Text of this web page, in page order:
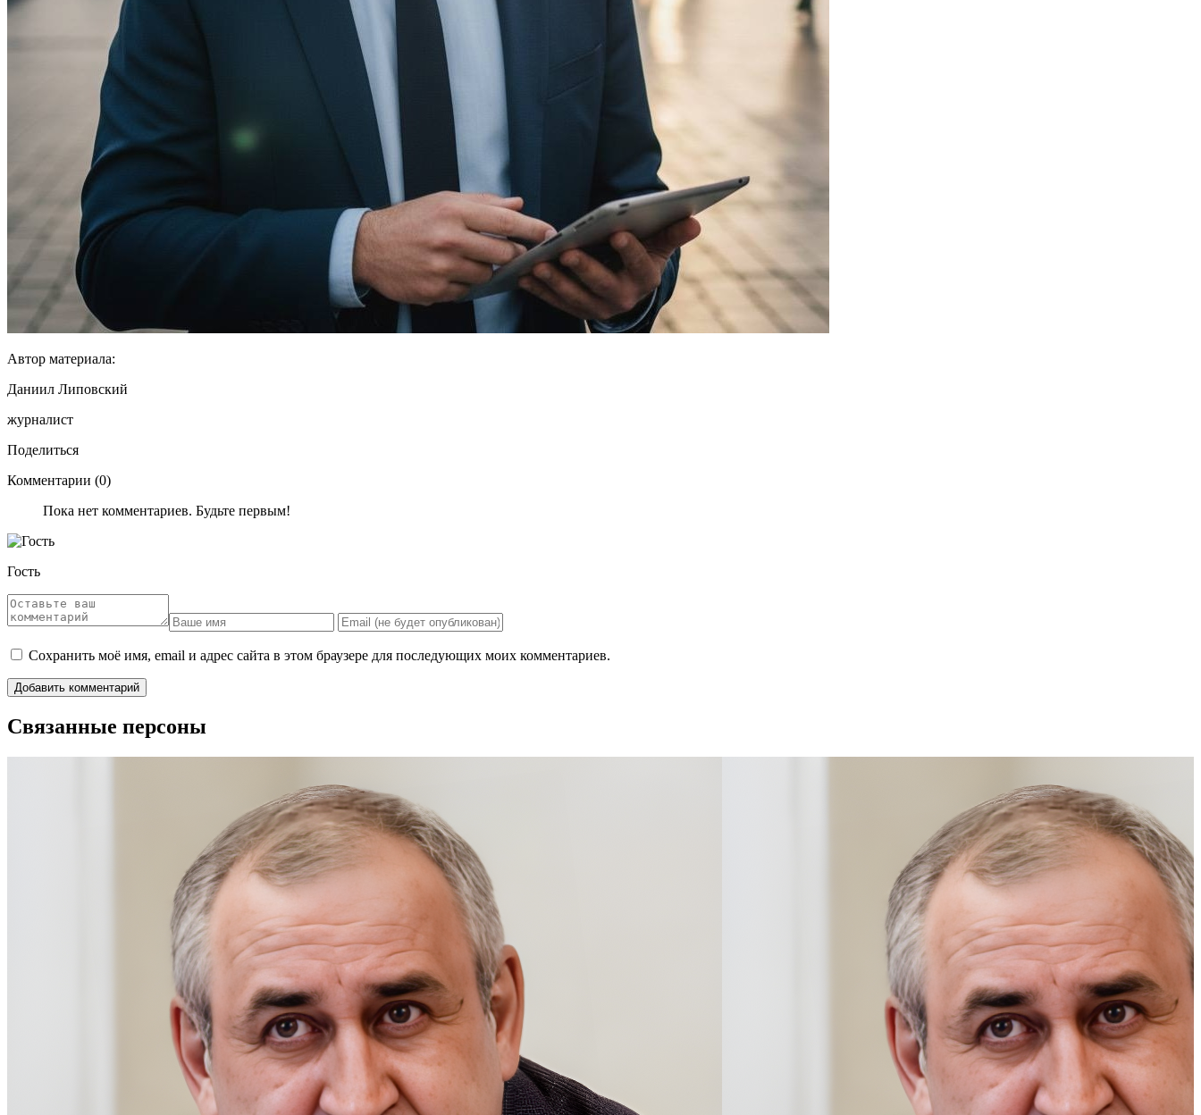
Автор материала:
Даниил Липовский
журналист
Поделиться
Комментарии (0)
Пока нет комментариев. Будьте первым!
Гость
Сохранить моё имя, email и адрес сайта в этом браузере для последующих моих комментариев.
Связанные персоны